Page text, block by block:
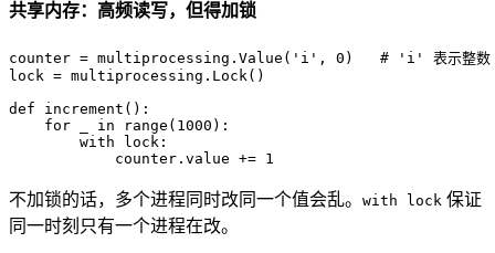
共享内存：高频读写，但得加锁
counter = multiprocessing.Value( 'i' , 0 ) # 'i' 表示整数
lock = multiprocessing.Lock()
def
increment ():
for
in range ( 1000 ):
with lock:
            counter.value +=
1
不加锁的话，多个进程同时改同一个值会乱。 with lock 保证
同一时刻只有一个进程在改。